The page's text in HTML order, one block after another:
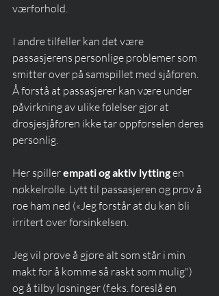
værforhold.
I andre tilfeller kan det være
passasjerens personlige problemer som
smitter over på samspillet med sjåføren.
Å forstå at passasjerer kan være under
påvirkning av ulike følelser gjør at
drosjesjåføren ikke tar oppførselen deres
personlig.
Her spiller empati og aktiv lytting en
nøkkelrolle. Lytt til passasjeren og prøv å
roe ham ned («Jeg forstår at du kan bli
irritert over forsinkelsen.
Jeg vil prøve å gjøre alt som står i min
makt for å komme så raskt som mulig")
og å tilby løsninger (f.eks. foreslå en